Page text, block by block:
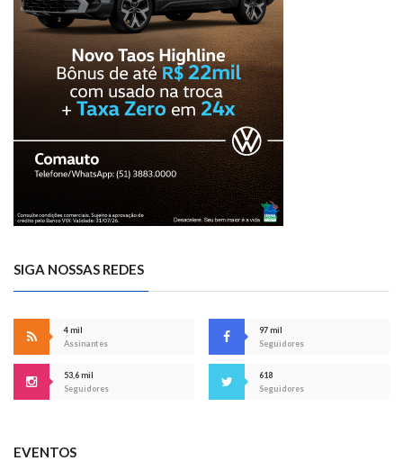
SIGA NOSSAS REDES
4 mil
Assinantes
97 mil
Seguidores
53,6 mil
Seguidores
618
Seguidores
EVENTOS